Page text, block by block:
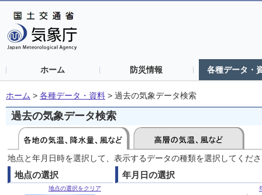
ホーム 防災情報 各種データ・
ホーム > 各種データ・資料 > 過去の気象データ検索
過去の気象データ検索
地点と年月日時を選択して、表示するデータの種類を選択してくだ
地点の選択
地点の選択をクリア
年月日の選択